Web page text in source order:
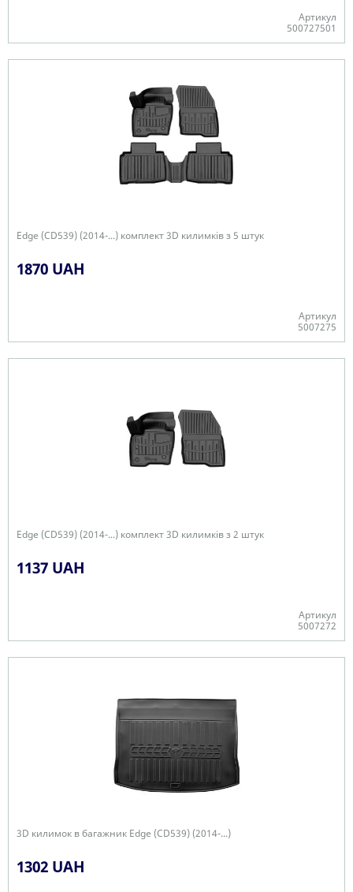
Артикул
500727501
Edge (CD539) (2014-...) комплект 3D килимків з 5 штук
1870 UAH
Артикул
5007275
Edge (CD539) (2014-...) комплект 3D килимків з 2 штук
1137 UAH
Артикул
5007272
3D килимок в багажник Edge (CD539) (2014-...)
1302 UAH